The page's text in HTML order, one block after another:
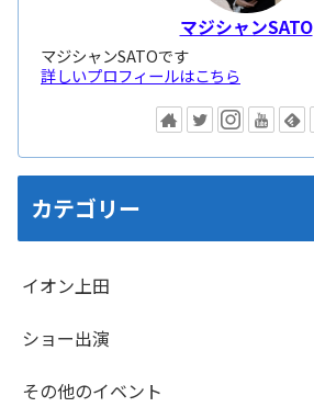
マジシャンSATO
マジシャンSATOです
詳しいプロフィールはこちら
カテゴリー
イオン上田
ショー出演
その他のイベント